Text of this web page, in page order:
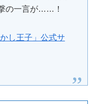
の一言が……！
し王子」公式サ